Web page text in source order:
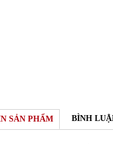
SẢN PHẨM BÌNH